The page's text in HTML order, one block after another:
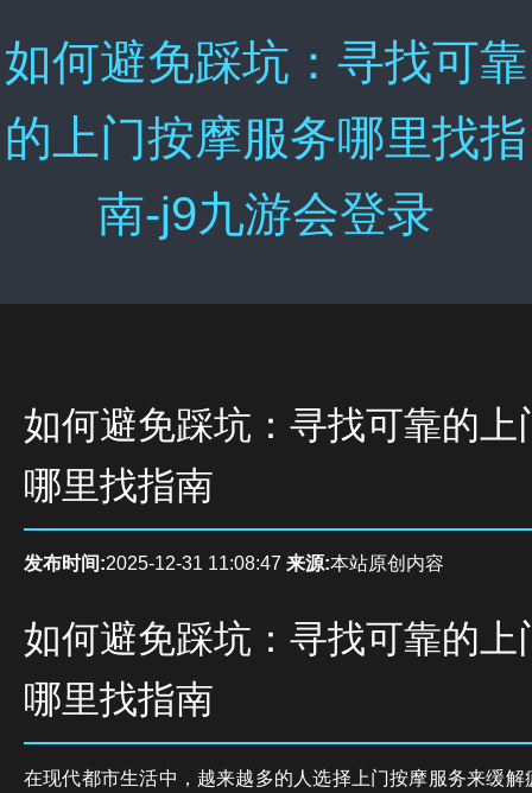
如何避免踩坑：寻找可靠
的上门按摩服务哪里找指
南-j9九游会登录
如何避免踩坑：寻找可靠的上
哪里找指南
发布时间:2025-12-31 11:08:47 来源:本站原创内容
如何避免踩坑：寻找可靠的上
哪里找指南
在现代都市生活中，越来越多的人选择上门按摩服务来缓